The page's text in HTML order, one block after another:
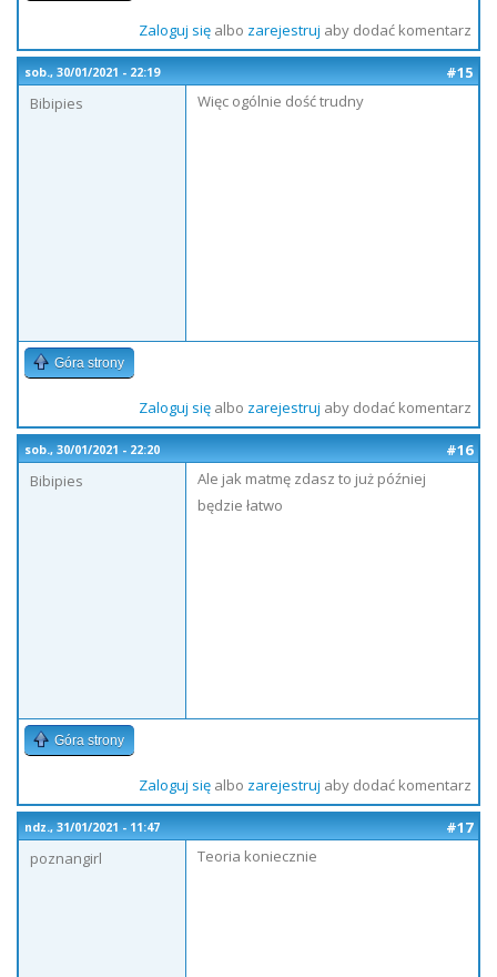
Zaloguj sięalbo zarejestruj aby dodać komentarz
sob., 30/01/2021 - 22:19
#15
Bibipies
Więc ogólnie dość trudny
Góra strony
Zaloguj sięalbo zarejestruj aby dodać komentarz
sob., 30/01/2021 - 22:20
#16
Bibipies
Ale jak matmę zdasz to już później
będzie łatwo
Góra strony
Zaloguj sięalbo zarejestruj aby dodać komentarz
ndz., 31/01/2021 - 11:47
#17
poznangirl
Teoria koniecznie